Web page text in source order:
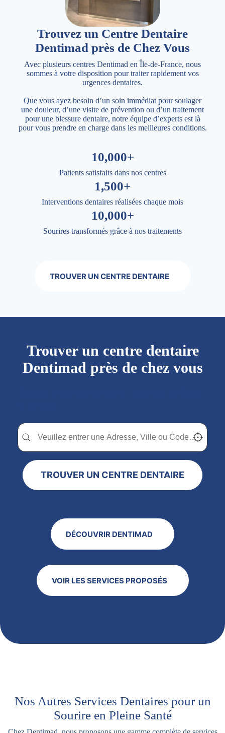
Trouvez un Centre Dentaire
Dentimad près de Chez Vous
Avec plusieurs centres Dentimad en Île-de-France, nous
sommes à votre disposition pour traiter rapidement vos
urgences dentaires.
Que vous ayez besoin d’un soin immédiat pour soulager
une douleur, d’une visite de prévention ou d’un traitement
pour une blessure dentaire, notre équipe d’experts est là
pour vous prendre en charge dans les meilleures conditions.
10,000+
Patients satisfaits dans nos centres
1,500+
Interventions dentaires réalisées chaque mois
10,000+
Sourires transformés grâce à nos traitements
TROUVER UN CENTRE DENTAIRE
Trouver un centre dentaire
Dentimad près de chez vous
Trouver un centre dentaire Dentimad près de
Trouver un centre dentaire Dentimad près de chez vous Localisez-
TROUVER UN CENTRE DENTAIRE
DÉCOUVRIR DENTIMAD
VOIR LES SERVICES PROPOSÉS
Nos Autres Services Dentaires pour un
Sourire en Pleine Santé